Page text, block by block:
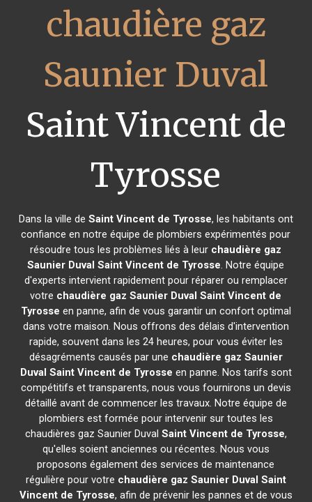
chaudière gaz
Saunier Duval
Saint Vincent de
Tyrosse
Dans la ville de Saint Vincent de Tyrosse, les habitants ont
confiance en notre équipe de plombiers expérimentés pour
résoudre tous les problèmes liés à leur chaudière gaz
Saunier Duval Saint Vincent de Tyrosse. Notre équipe
d'experts intervient rapidement pour réparer ou remplacer
votre chaudière gaz Saunier Duval Saint Vincent de
Tyrosse en panne, afin de vous garantir un confort optimal
dans votre maison. Nous offrons des délais d'intervention
rapide, souvent dans les 24 heures, pour vous éviter les
désagréments causés par une chaudière gaz Saunier
Duval Saint Vincent de Tyrosse en panne. Nos tarifs sont
compétitifs et transparents, nous vous fournirons un devis
détaillé avant de commencer les travaux. Notre équipe de
plombiers est formée pour intervenir sur toutes les
chaudières gaz Saunier Duval Saint Vincent de Tyrosse,
qu'elles soient anciennes ou récentes. Nous vous
proposons également des services de maintenance
régulière pour votre chaudière gaz Saunier Duval Saint
Vincent de Tyrosse, afin de prévenir les pannes et de vous